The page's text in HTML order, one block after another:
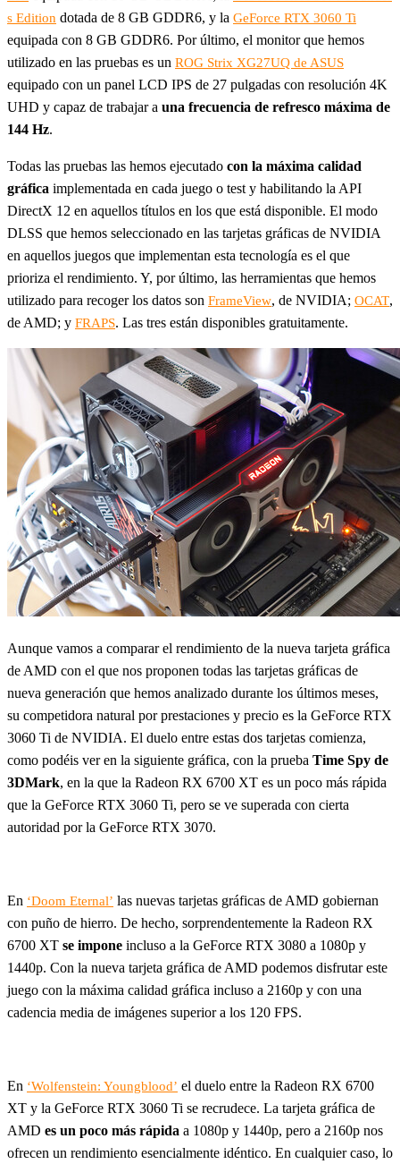
s Edition dotada de 8 GB GDDR6, y la GeForce RTX 3060 Ti
equipada con 8 GB GDDR6. Por último, el monitor que hemos
utilizado en las pruebas es un ROG Strix XG27UQ de ASUS
equipado con un panel LCD IPS de 27 pulgadas con resolución 4K
UHD y capaz de trabajar a una frecuencia de refresco máxima de
144 Hz.
Todas las pruebas las hemos ejecutado con la máxima calidad
gráfica implementada en cada juego o test y habilitando la API
DirectX 12 en aquellos títulos en los que está disponible. El modo
DLSS que hemos seleccionado en las tarjetas gráficas de NVIDIA
en aquellos juegos que implementan esta tecnología es el que
prioriza el rendimiento. Y, por último, las herramientas que hemos
utilizado para recoger los datos son FrameView, de NVIDIA; OCAT,
de AMD; y FRAPS. Las tres están disponibles gratuitamente.
Aunque vamos a comparar el rendimiento de la nueva tarjeta gráfica
de AMD con el que nos proponen todas las tarjetas gráficas de
nueva generación que hemos analizado durante los últimos meses,
su competidora natural por prestaciones y precio es la GeForce RTX
3060 Ti de NVIDIA. El duelo entre estas dos tarjetas comienza,
como podéis ver en la siguiente gráfica, con la prueba Time Spy de
3DMark, en la que la Radeon RX 6700 XT es un poco más rápida
que la GeForce RTX 3060 Ti, pero se ve superada con cierta
autoridad por la GeForce RTX 3070.
En ‘Doom Eternal’ las nuevas tarjetas gráficas de AMD gobiernan
con puño de hierro. De hecho, sorprendentemente la Radeon RX
6700 XT se impone incluso a la GeForce RTX 3080 a 1080p y
1440p. Con la nueva tarjeta gráfica de AMD podemos disfrutar este
juego con la máxima calidad gráfica incluso a 2160p y con una
cadencia media de imágenes superior a los 120 FPS.
En ‘Wolfenstein: Youngblood’ el duelo entre la Radeon RX 6700
XT y la GeForce RTX 3060 Ti se recrudece. La tarjeta gráfica de
AMD es un poco más rápida a 1080p y 1440p, pero a 2160p nos
ofrecen un rendimiento esencialmente idéntico. En cualquier caso, lo